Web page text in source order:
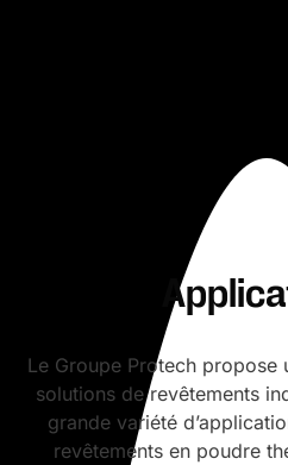
Le Groupe Protech propose
solutions de revêtements
grande variété
revêtements en poudre